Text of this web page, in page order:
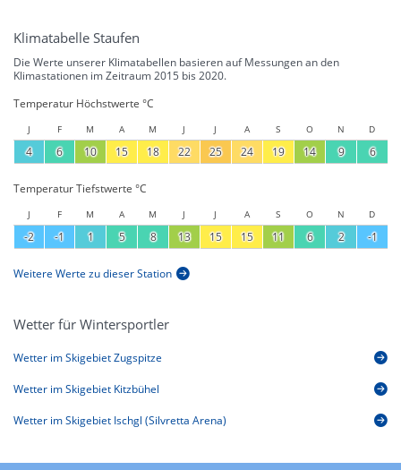
Klimatabelle Staufen
Die Werte unserer Klimatabellen basieren auf Messungen an den
Klimastationen im Zeitraum 2015 bis 2020.
Temperatur Höchstwerte °C
J F M A M J J A S O N D
4 6 10 15 18 22 25 24 19 14 9 6
Temperatur Tiefstwerte °C
J F M A M J J A S O N D
-2 -1 1 5 8 13 15 15 11 6 2 -1
Weitere Werte zu dieser Station
Wetter für Wintersportler
Wetter im Skigebiet Zugspitze
Wetter im Skigebiet Kitzbühel
Wetter im Skigebiet Ischgl (Silvretta Arena)